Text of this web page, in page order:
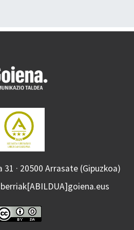
· 20500 Arrasate (Gipuzkoa)
berriak[ABILDUA]goiena.eus